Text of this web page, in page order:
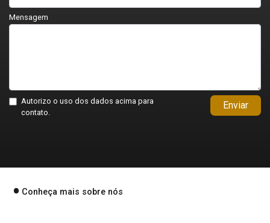
Mensagem
Autorizo o uso dos dados acima para
contato.
Enviar
Conheça mais sobre nós